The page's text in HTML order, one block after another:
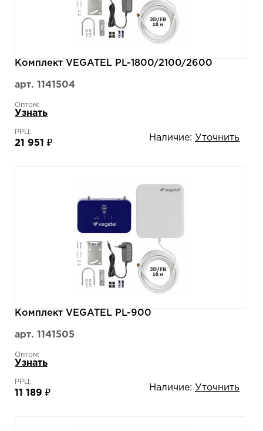
Комплект VEGATEL PL-1800/2100/2600
арт. 1141504
Оптом:
Узнать
РРЦ:
21 951 ₽
Наличие: Уточнить
Комплект VEGATEL PL-900
арт. 1141505
Оптом:
Узнать
РРЦ:
11 189 ₽
Наличие: Уточнить